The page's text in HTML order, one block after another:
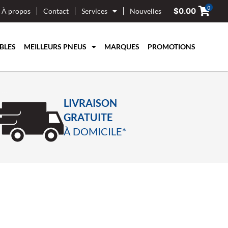
À propos Contact Services Nouvelles $0.00 0
MEILLEURS PNEUS MARQUES PROMOTIONS
LIVRAISON
GRATUITE
À DOMICILE*